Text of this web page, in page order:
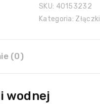
SKU: 40153232
Kategoria: Złączki
(0)
wodnej